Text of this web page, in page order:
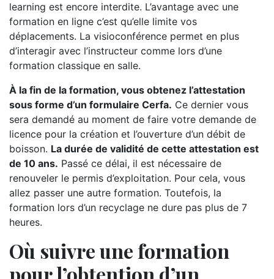
learning est encore interdite. L’avantage avec une
formation en ligne c’est qu’elle limite vos
déplacements. La visioconférence permet en plus
d’interagir avec l’instructeur comme lors d’une
formation classique en salle.
À la fin de la formation, vous obtenez l’attestation
sous forme d’un formulaire Cerfa. Ce dernier vous
sera demandé au moment de faire votre demande de
licence pour la création et l’ouverture d’un débit de
boisson. La durée de validité de cette attestation est
de 10 ans. Passé ce délai, il est nécessaire de
renouveler le permis d’exploitation. Pour cela, vous
allez passer une autre formation. Toutefois, la
formation lors d’un recyclage ne dure pas plus de 7
heures.
Où suivre une formation